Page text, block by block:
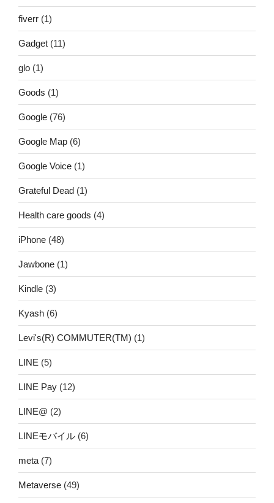
fiverr (1)
Gadget (11)
glo (1)
Goods (1)
Google (76)
Google Map (6)
Google Voice (1)
Grateful Dead (1)
Health care goods (4)
iPhone (48)
Jawbone (1)
Kindle (3)
Kyash (6)
Levi's(R) COMMUTER(TM) (1)
LINE (5)
LINE Pay (12)
LINE@ (2)
LINEモバイル (6)
meta (7)
Metaverse (49)